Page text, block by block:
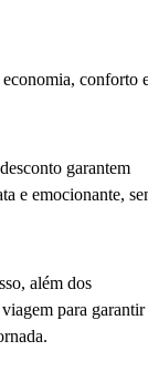
conforto
garantem
e emocionante,
além dos
para garantir